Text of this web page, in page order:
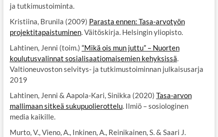
ja tutkimustoiminta.
Kristiina, Brunila (2009) Parasta ennen: Tasa-arvotyön
projektitapaistuminen. Väitöskirja. Helsingin yliopisto.
Lahtinen, Jenni (toim.) “Mikä ois mun juttu” – Nuorten
koulutusvalinnat sosialisaatiomaisemien kehyksissä.
Valtioneuvoston selvitys- ja tutkimustoiminnan julkaisusarja
2019
Lahtinen, Jenni & Aapola-Kari, Sinikka (2020) Tasa-arvon
mallimaan sitkeä sukupuolierottelu. Ilmiö – sosiologinen
media kaikille.
Murto, V., Vieno, A., Inkinen, A., Reinikainen, S. & Saari J.